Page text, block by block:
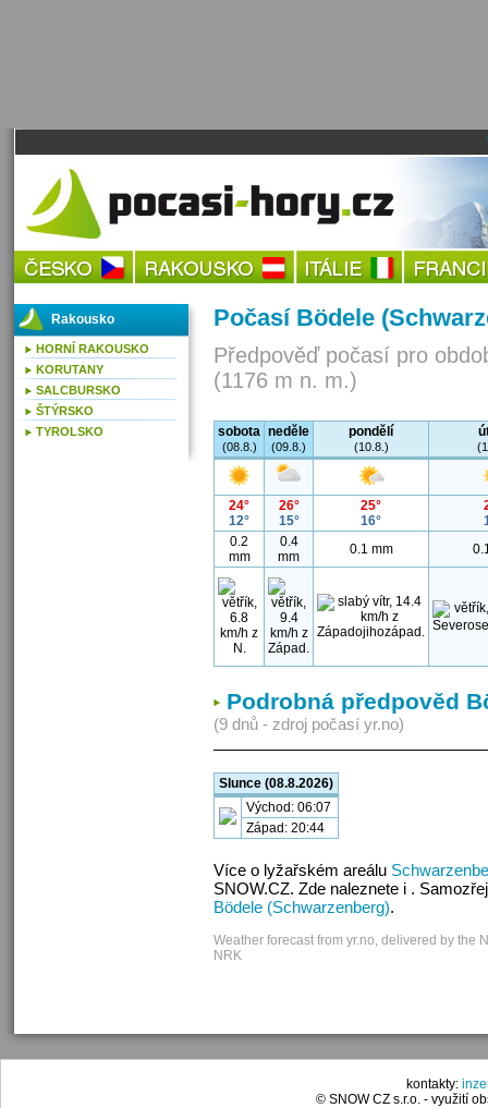
Počasí Bödele
Předpověď počasí pro
(1176 m n. m.)
sobota
(08.8.)
neděle
(09.8.)
pondělí
(10.8.)
24°
12°
26°
15°
25°
16°
0.2
mm
0.4
mm
0.1 mm
Podrobná předpověd
(9 dnů - zdroj počasí yr.no)
Slunce (08.8.2026)
Východ: 06:07
Západ: 20:44
Více o lyžařském areálu
SNOW.CZ. Zde naleznete i .
Bödele (Schwarzenberg).
Weather forecast from yr.no, delivered by the
NRK
Rakousko
HORNÍ RAKOUSKO
KORUTANY
SALCBURSKO
ŠTÝRSKO
TYROLSKO
kontakty:
© SNOW CZ s.r.o. - využití